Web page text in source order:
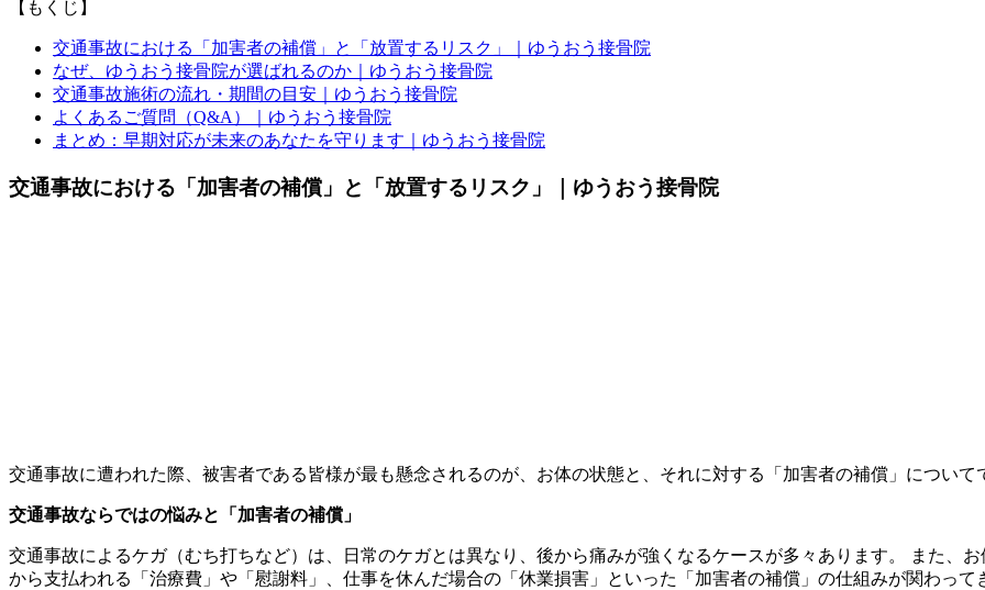
【もくじ】
交通事故における「加害者の補償」と「放置するリスク」｜ゆうおう接骨院
なぜ、ゆうおう接骨院が選ばれるのか｜ゆうおう接骨院
交通事故施術の流れ・期間の目安｜ゆうおう接骨院
よくあるご質問（Q&A）｜ゆうおう接骨院
まとめ：早期対応が未来のあなたを守ります｜ゆうおう接骨院
交通事故における「加害者の補償」と「放置するリスク」｜ゆうおう接骨院
交通事故に遭われた際、被害者である皆様が最も懸念されるのが、お体の状態と、それに対する「加害者の補償」について
交通事故ならではの悩みと「加害者の補償」
交通事故によるケガ（むち打ちなど）は、日常のケガとは異なり、後から痛みが強くなるケースが多々あります。 また、
から支払われる「治療費」や「慰謝料」、仕事を休んだ場合の「休業損害」といった「加害者の補償」の仕組みが関わって